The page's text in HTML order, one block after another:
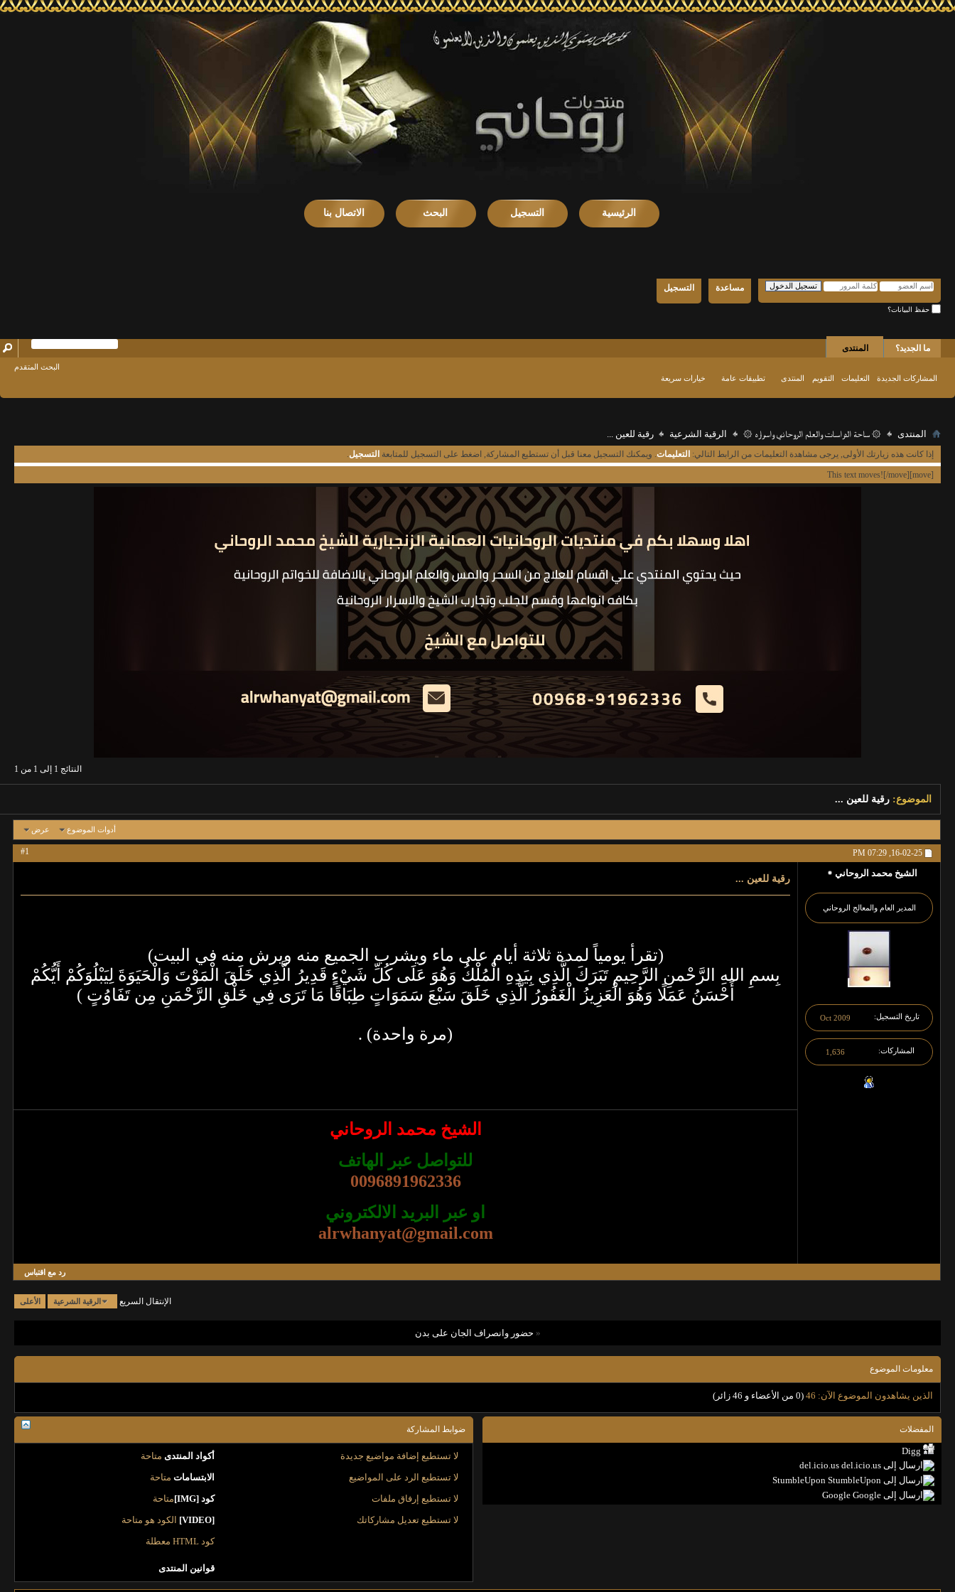
الرئيسية التسجيل البحث الاتصال بنا
التسجيل مساعدة
حفظ البيانات؟
ما الجديد؟ المنتدى
المشاركات الجديدة التعليمات التقويم المنتدى تطبيقات عامة خيارات سريعة
البحث المتقدم
المنتدى ۞ ساحة الدراسات والعلم الروحاني واسراره ۞ الرقية الشرعية رقية للعين ...
إذا كانت هذه زيارتك الأولى, يرجى مشاهدة التعليمات من الرابط التالي: التعليمات. ويمكنك التسجيل معنا قبل أن تستطيع المشاركة, اضغط على التسجيل للمتابعة التسجيل.
[move]This text moves![/move]
النتائج 1 إلى 1 من 1
الموضوع: رقية للعين ...
أدوات الموضوع عرض
16-02-25,
07:29 PM
#1
الشيخ محمد الروحاني
المدير العام والمعالج الروحاني
تاريخ التسجيل Oct 2009
المشاركات 1,636
رقية للعين ...
(تقرأ يومياً لمدة ثلاثة أيام على ماء ويشرب الجميع منه ويرش منه في البيت)
بِسمِ اللهِ الرَّحْمنِ الرَّحِيمِ تَبَرَكَ الَّذِي بِيَدِهِ الْمُلْكُ وَهُوَ عَلَى كُلِّ شَيْءٍ قَدِيرُ الَّذِي خَلَقَ الْمَوْتَ وَالْحَيَوَةَ لِيَبْلُوَكُمْ أَيُّكُمْ
أَحْسَنُ عَمَلًا وَهُوَ الْعَزِيزُ الْغَفُورُ الَّذِي خَلَقَ سَبْعَ سَمَوَاتٍ طِبَاقًا مَا تَرَى فِي خَلْقِ الرَّحْمَنِ مِن تَفَاوُتٍ )
(مرة واحدة) .
الشيخ محمد الروحاني
للتواصل عبر الهاتف
0096891962336
او عبر البريد الالكتروني
alrwhanyat@gmail.com
رد مع اقتباس
الإنتقال السريع الرقية الشرعية الأعلى
« حضور وانصراف الجان على بدن
معلومات الموضوع
الذين يشاهدون الموضوع الآن: 46 (0 من الأعضاء و 46 زائر)
المفضلات
Digg
del.icio.us
StumbleUpon
Google
ضوابط المشاركة
لا تستطيع إضافة مواضيع جديدة
لا تستطيع الرد على المواضيع
لا تستطيع إرفاق ملفات
لا تستطيع تعديل مشاركاتك
أكواد المنتدى متاحة
الابتسامات متاحة
كود [IMG]
متاحة
[VIDEO]
الكود هو متاحة
كود HTML
معطلة
قوانين المنتدى